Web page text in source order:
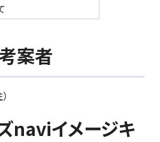
案者
naviイメージキ